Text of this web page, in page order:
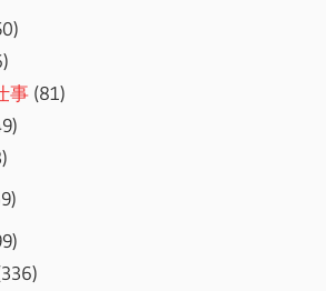
事 (81)